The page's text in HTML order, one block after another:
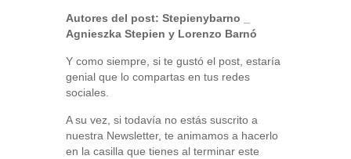
Autores del post: Stepienybarno
Agnieszka Stepien y Lorenzo Barnó
Y como siempre, si te gustó el post, estaría
genial que lo compartas en tus redes
sociales.
A su vez, si todavía no estás suscrito a
nuestra Newsletter, te animamos a hacerlo
en la casilla que tienes al terminar este